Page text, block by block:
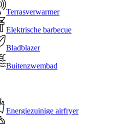
Terrasverwarmer
Elektrische barbecue
Bladblazer
Buitenzwembad
Energiezuinige airfryer